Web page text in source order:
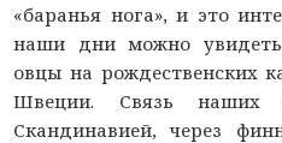
«баранья нога», и это
наши дни можно
овцы на рождественских
Швеции. Связь наших
Скандинавией, через